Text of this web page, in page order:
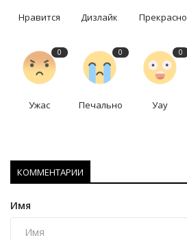
Нравится Дизлайк Прекрасно
0
Ужас
0
Печально
0
Уау
КОММЕНТАРИИ
Имя